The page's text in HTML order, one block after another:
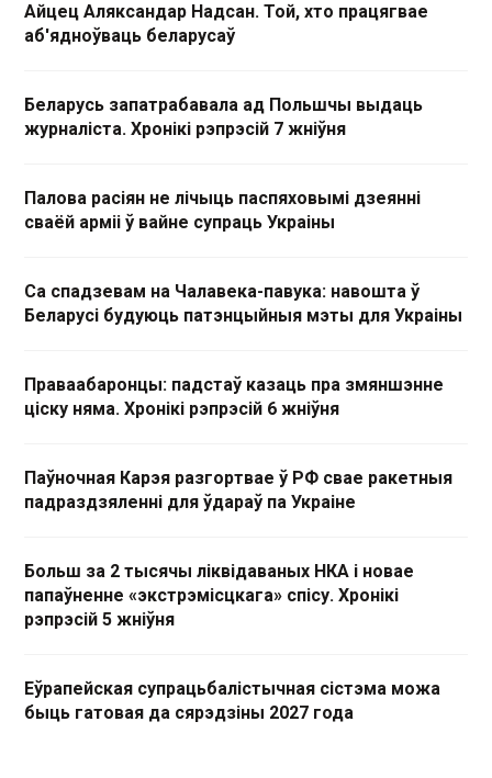
Айцец Аляксандар Надсан. Той, хто працягвае
аб'ядноўваць беларусаў
Беларусь запатрабавала ад Польшчы выдаць
журналіста. Хронікі рэпрэсій 7 жніўня
Палова расіян не лічыць паспяховымі дзеянні
сваёй арміі ў вайне супраць Украіны
Са спадзевам на Чалавека-павука: навошта ў
Беларусі будуюць патэнцыйныя мэты для Украіны
Праваабаронцы: падстаў казаць пра змяншэнне
ціску няма. Хронікі рэпрэсій 6 жніўня
Паўночная Карэя разгортвае ў РФ свае ракетныя
падраздзяленні для ўдараў па Украіне
Больш за 2 тысячы ліквідаваных НКА і новае
папаўненне «экстрэмісцкага» спісу. Хронікі
рэпрэсій 5 жніўня
Еўрапейская супрацьбалістычная сістэма можа
быць гатовая да сярэдзіны 2027 года